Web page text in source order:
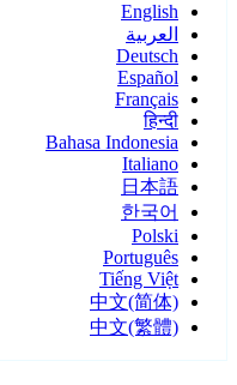
English
العربية
Deutsch
Español
Français
हिन्दी
Bahasa Indonesia
Italiano
日本語
한국어
Polski
Português
Tiếng Việt
中文(简体)
中文(繁體)